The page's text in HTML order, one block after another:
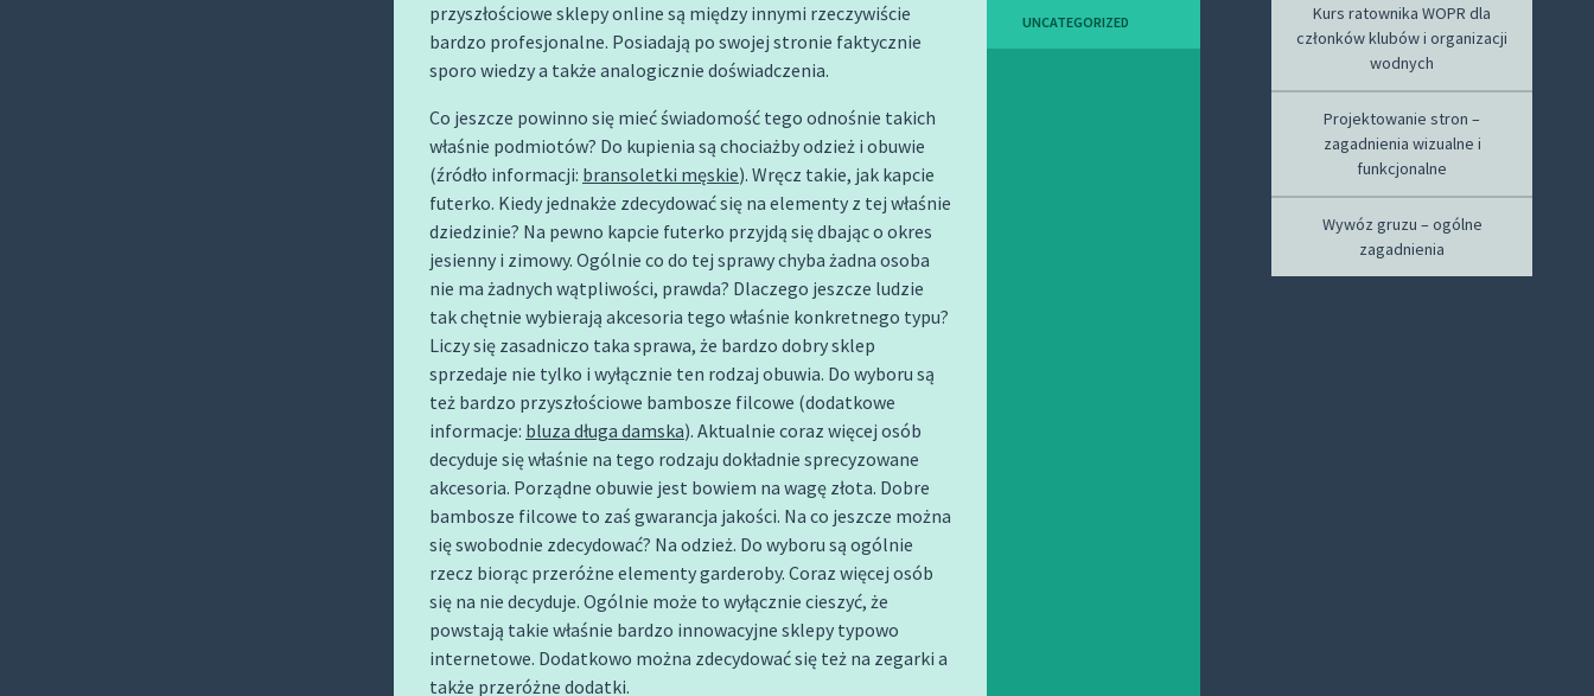
przyszłościowe sklepy online są między innymi rzeczywiście
bardzo profesjonalne. Posiadają po swojej stronie faktycznie
sporo wiedzy a także analogicznie doświadczenia.
Co jeszcze powinno się mieć świadomość tego odnośnie takich
właśnie podmiotów? Do kupienia są chociażby odzież i obuwie
(źródło informacji: bransoletki męskie). Wręcz takie, jak kapcie
futerko. Kiedy jednakże zdecydować się na elementy z tej właśnie
dziedzinie? Na pewno kapcie futerko przyjdą się dbając o okres
jesienny i zimowy. Ogólnie co do tej sprawy chyba żadna osoba
nie ma żadnych wątpliwości, prawda? Dlaczego jeszcze ludzie
tak chętnie wybierają akcesoria tego właśnie konkretnego typu?
Liczy się zasadniczo taka sprawa, że bardzo dobry sklep
sprzedaje nie tylko i wyłącznie ten rodzaj obuwia. Do wyboru są
też bardzo przyszłościowe bambosze filcowe (dodatkowe
informacje: bluza długa damska). Aktualnie coraz więcej osób
decyduje się właśnie na tego rodzaju dokładnie sprecyzowane
akcesoria. Porządne obuwie jest bowiem na wagę złota. Dobre
bambosze filcowe to zaś gwarancja jakości. Na co jeszcze można
się swobodnie zdecydować? Na odzież. Do wyboru są ogólnie
rzecz biorąc przeróżne elementy garderoby. Coraz więcej osób
się na nie decyduje. Ogólnie może to wyłącznie cieszyć, że
powstają takie właśnie bardzo innowacyjne sklepy typowo
internetowe. Dodatkowo można zdecydować się też na zegarki a
także przeróżne dodatki.
UNCATEGORIZED
Kurs ratownika WOPR dla
członków klubów i organizacji
wodnych
Projektowanie stron –
zagadnienia wizualne i
funkcjonalne
Wywóz gruzu – ogólne
zagadnienia